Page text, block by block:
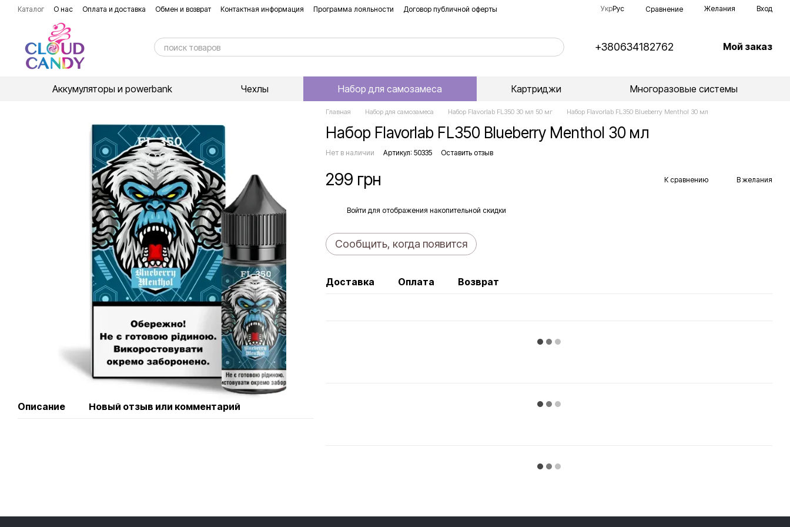
Перейти к основному контенту
Каталог О нас Оплата и доставка Обмен и возврат Контактная информация Программа лояльности Договор публичной оферты УкрРус Сравнение Желания Вход
+380634182762 Мой заказ
Аккумуляторы и powerbank Чехлы Набор для самозамеса Картриджи Многоразовые системы
Описание Новый отзыв или комментарий
Главная Набор для самозамеса Набор Flavorlab FL350 30 мл 50 мг Набор Flavorlab FL350 Blueberry Menthol 30 мл
Набор Flavorlab FL350 Blueberry Menthol 30 мл
Нет в наличии Артикул: 50335 Оставить отзыв
299 грн К сравнению В желания
Войти для отображения накопительной скидки
Сообщить, когда появится
Доставка Оплата Возврат